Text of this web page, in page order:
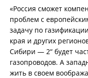
«Россия сможет
проблем с
задачу по
края и других
Сибири — 2“ будет
газопроводов. А
жить в своем